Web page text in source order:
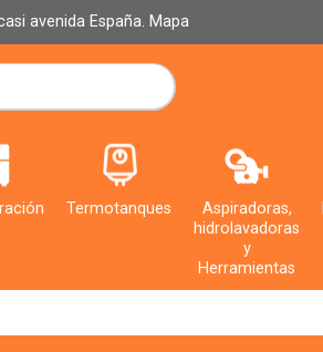
avenida España. Mapa
Termotanques
Aspiradoras,
hidrolavadoras
y
Herramientas